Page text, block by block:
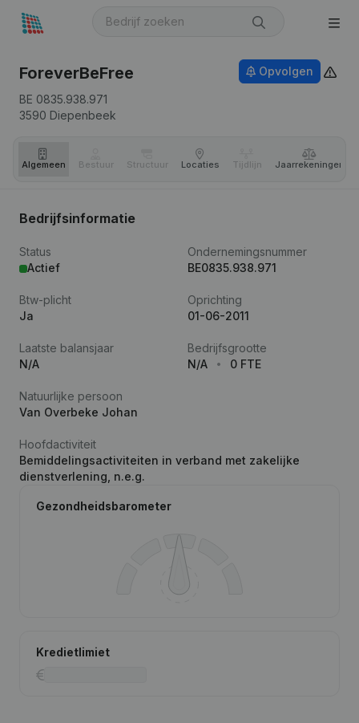
ForeverBeFree
BE 0835.938.971
3590 Diepenbeek
Opvolgen
Algemeen Bestuur Structuur Locaties Tijdlijn Jaar­rekeningen
Bedrijfsinformatie
Status
Actief
Ondernemingsnummer
BE0835.938.971
Btw-plicht
Ja
Oprichting
01-06-2011
Laatste balansjaar
N/A
Bedrijfsgrootte
N/A
0 FTE
Natuurlijke persoon
Van Overbeke Johan
Hoofdactiviteit
Bemiddelingsactiviteiten in verband met zakelijke
dienstverlening, n.e.g.
Gezondheidsbarometer
Kredietlimiet